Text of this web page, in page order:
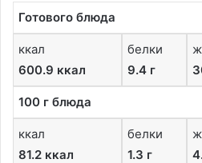
Готового блюда
ккал
600.9 ккал
белки
9.4 г
100 г блюда
ккал
81.2 ккал
белки
1.3 г